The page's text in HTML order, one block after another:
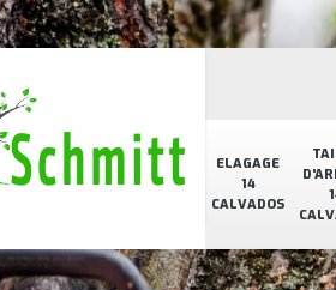
ELAGAGE
14
CALVADOS